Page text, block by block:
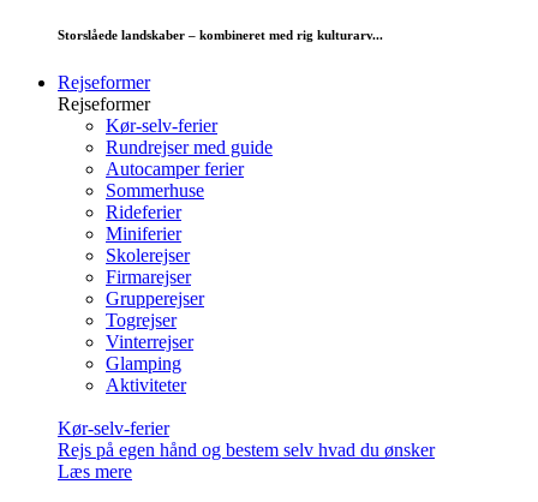
Storslåede landskaber – kombineret med rig kulturarv...
Rejseformer
Rejseformer
Kør-selv-ferier
Rundrejser med guide
Autocamper ferier
Sommerhuse
Rideferier
Miniferier
Skolerejser
Firmarejser
Grupperejser
Togrejser
Vinterrejser
Glamping
Aktiviteter
Kør-selv-ferier
Rejs på egen hånd og bestem selv hvad du ønsker
Læs mere